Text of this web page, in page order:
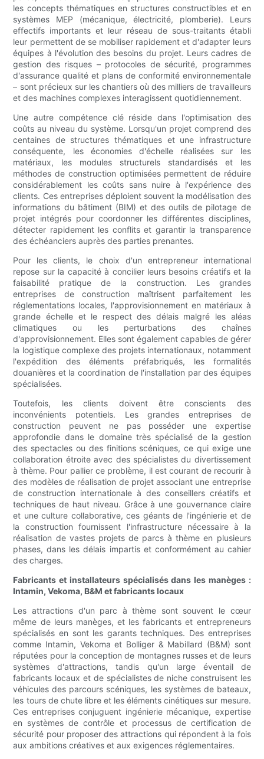
les concepts thématiques en structures constructibles et en
systèmes MEP (mécanique, électricité, plomberie). Leurs
effectifs importants et leur réseau de sous-traitants établi
leur permettent de se mobiliser rapidement et d'adapter leurs
équipes à l'évolution des besoins du projet. Leurs cadres de
gestion des risques – protocoles de sécurité, programmes
d'assurance qualité et plans de conformité environnementale
– sont précieux sur les chantiers où des milliers de travailleurs
et des machines complexes interagissent quotidiennement.
Une autre compétence clé réside dans l'optimisation des
coûts au niveau du système. Lorsqu'un projet comprend des
centaines de structures thématiques et une infrastructure
conséquente, les économies d'échelle réalisées sur les
matériaux, les modules structurels standardisés et les
méthodes de construction optimisées permettent de réduire
considérablement les coûts sans nuire à l'expérience des
clients. Ces entreprises déploient souvent la modélisation des
informations du bâtiment (BIM) et des outils de pilotage de
projet intégrés pour coordonner les différentes disciplines,
détecter rapidement les conflits et garantir la transparence
des échéanciers auprès des parties prenantes.
Pour les clients, le choix d'un entrepreneur international
repose sur la capacité à concilier leurs besoins créatifs et la
faisabilité pratique de la construction. Les grandes
entreprises de construction maîtrisent parfaitement les
réglementations locales, l'approvisionnement en matériaux à
grande échelle et le respect des délais malgré les aléas
climatiques ou les perturbations des chaînes
d'approvisionnement. Elles sont également capables de gérer
la logistique complexe des projets internationaux, notamment
l'expédition des éléments préfabriqués, les formalités
douanières et la coordination de l'installation par des équipes
spécialisées.
Toutefois, les clients doivent être conscients des
inconvénients potentiels. Les grandes entreprises de
construction peuvent ne pas posséder une expertise
approfondie dans le domaine très spécialisé de la gestion
des spectacles ou des finitions scéniques, ce qui exige une
collaboration étroite avec des spécialistes du divertissement
à thème. Pour pallier ce problème, il est courant de recourir à
des modèles de réalisation de projet associant une entreprise
de construction internationale à des conseillers créatifs et
techniques de haut niveau. Grâce à une gouvernance claire
et une culture collaborative, ces géants de l'ingénierie et de
la construction fournissent l'infrastructure nécessaire à la
réalisation de vastes projets de parcs à thème en plusieurs
phases, dans les délais impartis et conformément au cahier
des charges.
Fabricants et installateurs spécialisés dans les manèges :
Intamin, Vekoma, B&M et fabricants locaux
Les attractions d'un parc à thème sont souvent le cœur
même de leurs manèges, et les fabricants et entrepreneurs
spécialisés en sont les garants techniques. Des entreprises
comme Intamin, Vekoma et Bolliger & Mabillard (B&M) sont
réputées pour la conception de montagnes russes et de leurs
systèmes d'attractions, tandis qu'un large éventail de
fabricants locaux et de spécialistes de niche construisent les
véhicules des parcours scéniques, les systèmes de bateaux,
les tours de chute libre et les éléments cinétiques sur mesure.
Ces entreprises conjuguent ingénierie mécanique, expertise
en systèmes de contrôle et processus de certification de
sécurité pour proposer des attractions qui répondent à la fois
aux ambitions créatives et aux exigences réglementaires.